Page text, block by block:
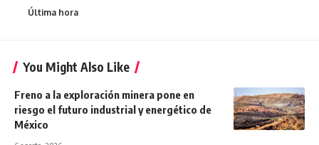
Última hora
You Might Also Like
Freno a la exploración minera pone en
riesgo el futuro industrial y energético de
México